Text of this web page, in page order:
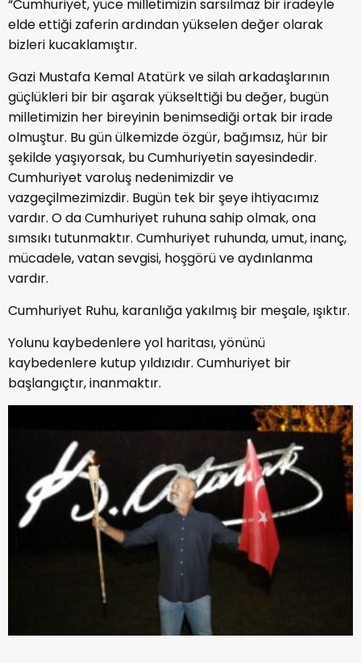
“Cumhuriyet, yüce milletimizin sarsılmaz bir iradeyle
elde ettiği zaferin ardından yükselen değer olarak
bizleri kucaklamıştır.
Gazi Mustafa Kemal Atatürk ve silah arkadaşlarının
güçlükleri bir bir aşarak yükselttiği bu değer, bugün
milletimizin her bireyinin benimsediği ortak bir irade
olmuştur. Bu gün ülkemizde özgür, bağımsız, hür bir
şekilde yaşıyorsak, bu Cumhuriyetin sayesindedir.
Cumhuriyet varoluş nedenimizdir ve
vazgeçilmezimizdir. Bugün tek bir şeye ihtiyacımız
vardır. O da Cumhuriyet ruhuna sahip olmak, ona
sımsıkı tutunmaktır. Cumhuriyet ruhunda, umut, inanç,
mücadele, vatan sevgisi, hoşgörü ve aydınlanma
vardır.
Cumhuriyet Ruhu, karanlığa yakılmış bir meşale, ışıktır.
Yolunu kaybedenlere yol haritası, yönünü
kaybedenlere kutup yıldızıdır. Cumhuriyet bir
başlangıçtır, inanmaktır.